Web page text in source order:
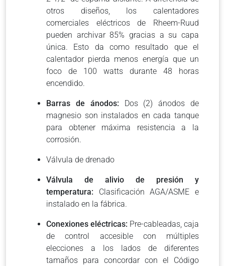
otros diseños, los calentadores
comerciales eléctricos de Rheem-Ruud
pueden archivar 85% gracias a su capa
única. Esto da como resultado que el
calentador pierda menos energía que un
foco de 100 watts durante 48 horas
encendido.
Barras de ánodos: Dos (2) ánodos de
magnesio son instalados en cada tanque
para obtener máxima resistencia a la
corrosión.
Válvula de drenado
Válvula de alivio de presión y
temperatura: Clasificación AGA/ASME e
instalado en la fábrica.
Conexiones eléctricas: Pre-cableadas, caja
de control accesible con múltiples
elecciones a los lados de diferentes
tamaños para concordar con el Código